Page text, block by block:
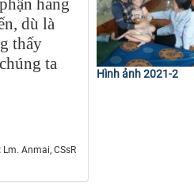
hằng
dù là
thấy
ta
Lm. Anmai, CSsR
Hình ảnh 2021-2